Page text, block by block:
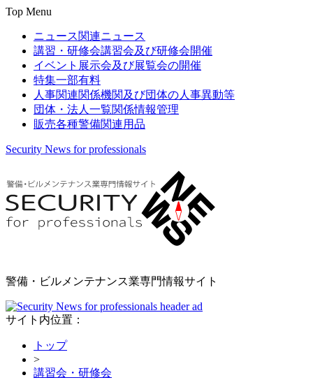
Top Menu
ニュース関連ニュース
講習・研修会講習会及び研修会開催
イベント 展示会及び展覧会の開催
特集一部有料
人事関連関係機関及び団体の人事異動等
団体・法人一覧関係情報管理
販売各種警備関連用品
Security News for professionals
警備・ビルメンテナンス業専門情報サイト
サイト内位置：
トップ
>
講習会・研修会